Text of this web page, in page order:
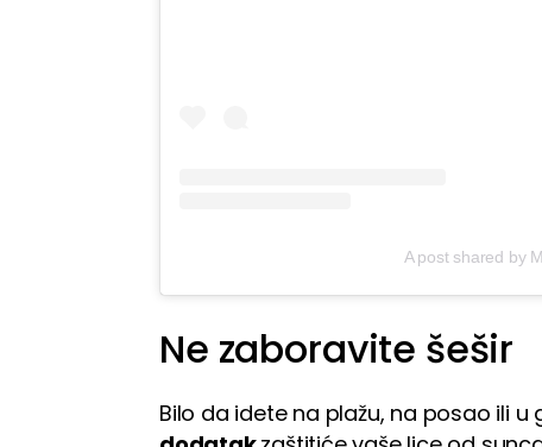
A post shared by
Ne zaboravite šešir
Bilo da idete na plažu, na posao ili u